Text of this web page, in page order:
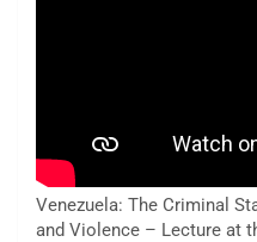
Venezuela: The Criminal
and Violence – Lecture at